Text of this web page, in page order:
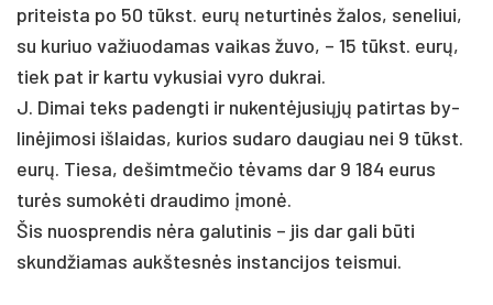
pri­teis­ta po 50 tūkst. eurų ne­tur­tinės ža­los, se­ne­liui,
su ku­riuo va­žiuo­da­mas vai­kas žu­vo, – 15 tūkst. eurų,
tiek pat ir kar­tu vy­ku­siai vy­ro duk­rai.
J. Di­mai teks pa­deng­ti ir nu­kentė­ju­siųjų pa­tir­tas by­
linė­ji­mo­si iš­lai­das, ku­rios su­da­ro dau­giau nei 9 tūkst.
eurų. Tie­sa, de­šimt­me­čio tėvams dar 9 184 eu­rus
turės su­mokė­ti drau­di­mo įmonė.
Šis nuo­spren­dis nėra ga­lu­ti­nis – jis dar ga­li būti
skund­žia­mas aukš­tesnės ins­tan­ci­jos teis­mui.